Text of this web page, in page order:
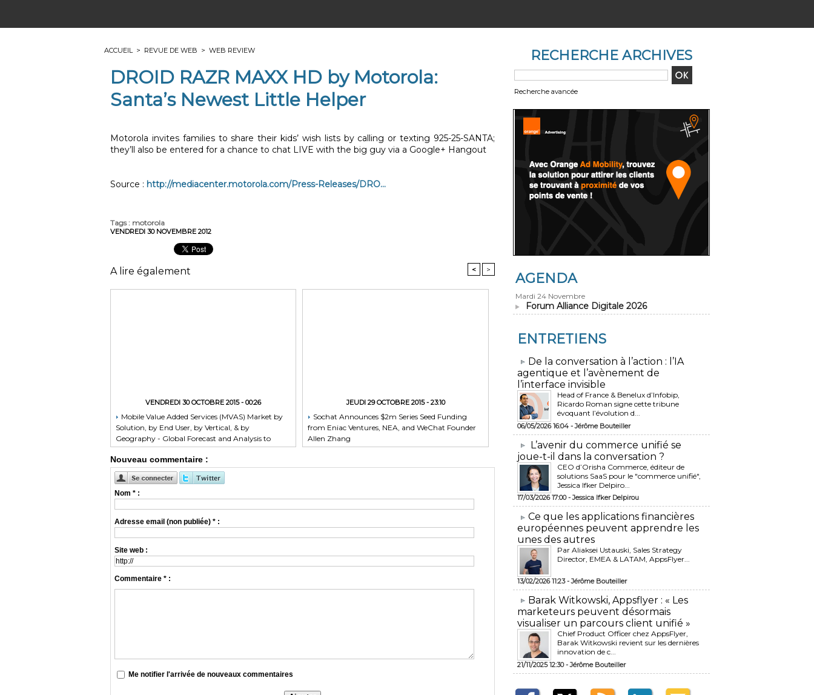
ACCUEIL > REVUE DE WEB > WEB REVIEW
DROID RAZR MAXX HD by Motorola:
Santa’s Newest Little Helper
Motorola invites families to share their kids’ wish lists by calling or texting 925-25-SANTA;
they’ll also be entered for a chance to chat LIVE with the big guy via a Google+ Hangout
Source : http://mediacenter.motorola.com/Press-Releases/DRO...
Tags: motorola
VENDREDI 30 NOVEMBRE 2012
A lire également < >
VENDREDI 30 OCTOBRE 2015 - 00:26
Mobile Value Added Services (MVAS) Market by
Solution, by End User, by Vertical, & by
Geography - Global Forecast and Analysis to
2020 - Reportlinker Review
JEUDI 29 OCTOBRE 2015 - 23:10
Sochat Announces $2m Series Seed Funding
from Eniac Ventures, NEA, and WeChat Founder
Allen Zhang
Nouveau commentaire :
Nom * :
Adresse email (non publiée) * :
Site web :
Commentaire * :
Me notifier l'arrivée de nouveaux commentaires
RECHERCHE ARCHIVES
Recherche avancée
AGENDA
Mardi 24 Novembre
Forum Alliance Digitale 2026
ENTRETIENS
​De la conversation à l’action : l’IA
agentique et l’avènement de
l’interface invisible
Head of France & Benelux d’Infobip,
Ricardo Roman signe cette tribune
évoquant l’évolution d...
06/05/2026 16:04 -Jérôme Bouteiller
L’avenir du commerce unifié se
joue-t-il dans la conversation ?
CEO d’Orisha Commerce, éditeur de
solutions SaaS pour le "commerce unifié",
Jessica Ifker Delpiro...
17/03/2026 17:00 -Jessica Ifker Delpirou
​Ce que les applications financières
européennes peuvent apprendre les
unes des autres
Par Aliaksei Ustauski, Sales Strategy
Director, EMEA & LATAM, AppsFlyer...
13/02/2026 11:23 -Jérôme Bouteiller
​Barak Witkowski, Appsflyer : « Les
marketeurs peuvent désormais
visualiser un parcours client unifié »
Chief Product Officer chez AppsFlyer, ​
Barak Witkowski revient sur les dernières
innovation de c...
21/11/2025 12:30 -Jérôme Bouteiller